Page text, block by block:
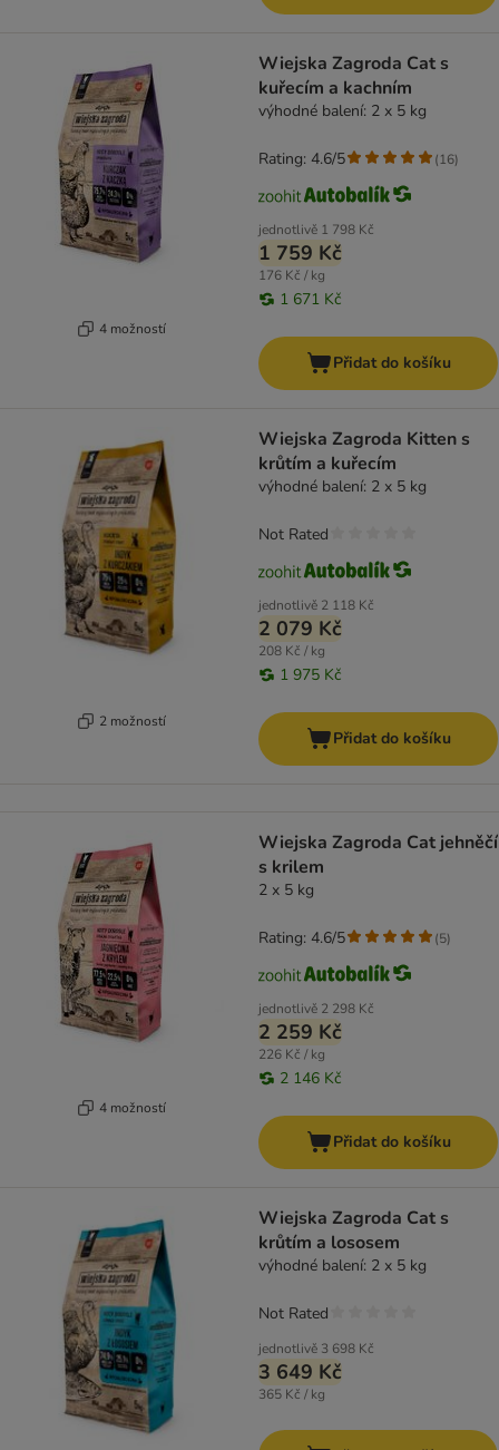
4 možností
Wiejska Zagroda Cat s
kuřecím a kachním
výhodné balení: 2 x 5 kg
jednotlivě 1 798 Kč
1 759 Kč
176 Kč / kg
1 671 Kč
Rating: 4.6/5 (16)
Přidat do košíku
2 možností
Wiejska Zagroda Kitten s
krůtím a kuřecím
výhodné balení: 2 x 5 kg
jednotlivě 2 118 Kč
2 079 Kč
208 Kč / kg
1 975 Kč
Not Rated
Přidat do košíku
4 možností
Wiejska Zagroda Cat jehněčí
s krilem
2 x 5 kg
jednotlivě 2 298 Kč
2 259 Kč
226 Kč / kg
2 146 Kč
Rating: 4.6/5 (5)
Přidat do košíku
Wiejska Zagroda Cat s
krůtím a lososem
výhodné balení: 2 x 5 kg
jednotlivě 3 698 Kč
3 649 Kč
365 Kč / kg
Not Rated